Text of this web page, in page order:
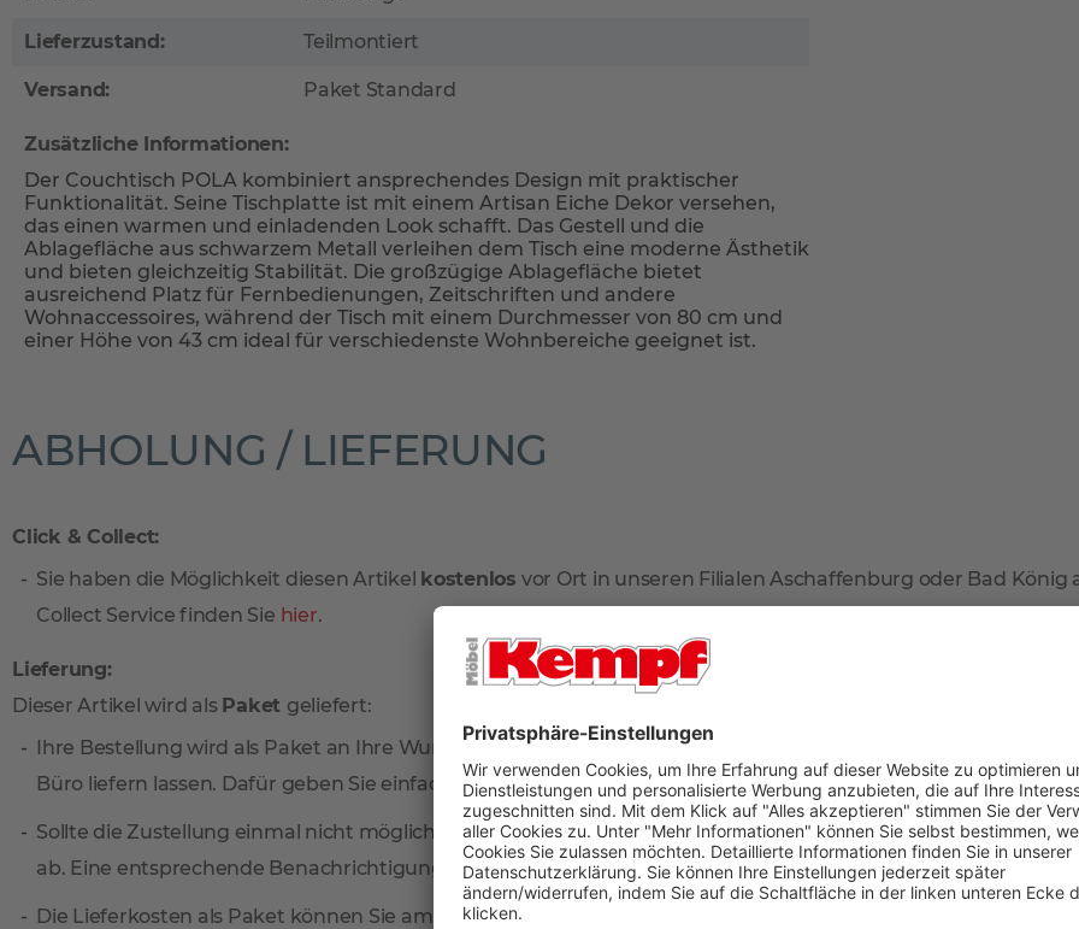
Lieferzustand: Teilmontiert
Versand: Paket Standard
Zusätzliche Informationen:
Der Couchtisch POLA kombiniert ansprechendes Design mit praktischer
Funktionalität. Seine Tischplatte ist mit einem Artisan Eiche Dekor versehen,
das einen warmen und einladenden Look schafft. Das Gestell und die
Ablagefläche aus schwarzem Metall verleihen dem Tisch eine moderne Ästhetik
und bieten gleichzeitig Stabilität. Die großzügige Ablagefläche bietet
ausreichend Platz für Fernbedienungen, Zeitschriften und andere
Wohnaccessoires, während der Tisch mit einem Durchmesser von 80 cm und
einer Höhe von 43 cm ideal für verschiedenste Wohnbereiche geeignet ist.
ABHOLUNG / LIEFERUNG
Click & Collect:
Sie haben die Möglichkeit diesen Artikel kostenlos vor Ort in unseren Filialen Aschaffenburg oder Bad
Collect Service finden Sie hier.
Lieferung:
Dieser Artikel wird als Paket geliefert:
Ihre Bestellung wird als Paket an Ihre Wunschadresse geliefert. Falls Sie tagsüber nicht zuhause sind,
Büro liefern lassen. Dafür geben Sie einfach eine separate Lieferadresse zur Rechnungsadresse an. So sind
Sollte die Zustellung einmal nicht möglich sein, nimmt der Paketdienstleister Ihr Produkt zur erneuten
ab. Eine entsprechende Benachrichtigungskarte finden Sie dann in Ihrem Briefkasten.
Die Lieferkosten als Paket können Sie am einfachsten im oberen Bereich der Artikelseite unter dem